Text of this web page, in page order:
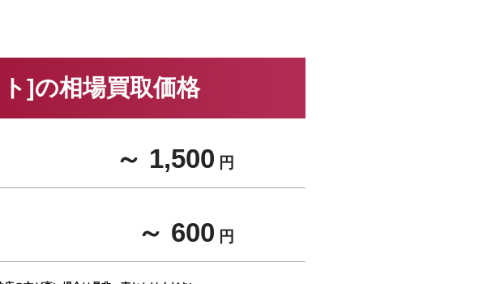
]の相場買取価格
～ 1,500 円
～ 600 円